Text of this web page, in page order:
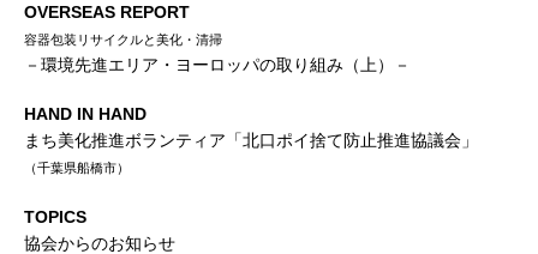
OVERSEAS REPORT
容器包装リサイクルと美化・清掃
－環境先進エリア・ヨーロッパの取り組み（上）－
HAND IN HAND
まち美化推進ボランティア「北口ポイ捨て防止推進協議会」
（千葉県船橋市）
TOPICS
協会からのお知らせ